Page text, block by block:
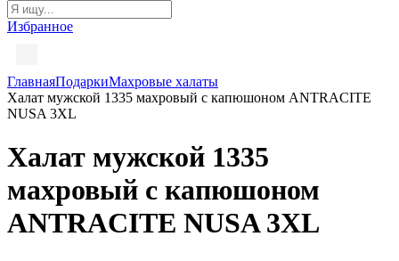
Избранное
ГлавнаяПодаркиМахровые халаты
Халат мужской 1335 махровый с капюшоном ANTRACITE
NUSA 3XL
Халат мужской 1335
махровый с капюшоном
ANTRACITE NUSA 3XL